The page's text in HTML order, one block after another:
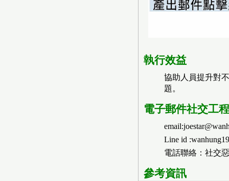
執行效益
協助人員提升對
題。
電子郵件社交工
Line id
電話聯絡：社交
參考資訊